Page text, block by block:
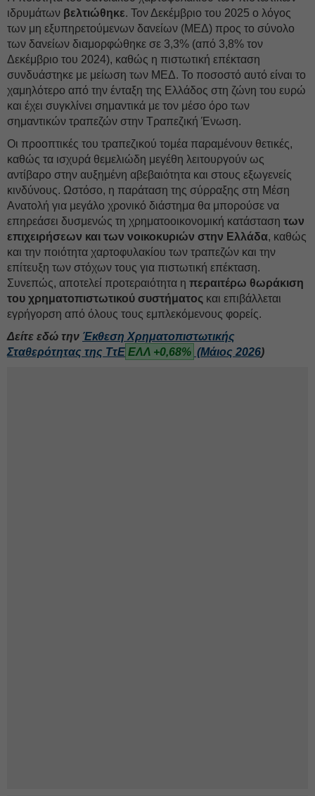
ιδρυμάτων βελτιώθηκε. Τον Δεκέμβριο του 2025 ο λόγος
των μη εξυπηρετούμενων δανείων (ΜΕΔ) προς το σύνολο
των δανείων διαμορφώθηκε σε 3,3% (από 3,8% τον
Δεκέμβριο του 2024), καθώς η πιστωτική επέκταση
συνδυάστηκε με μείωση των ΜΕΔ. Το ποσοστό αυτό είναι το
χαμηλότερο από την ένταξη της Ελλάδος στη ζώνη του ευρώ
και έχει συγκλίνει σημαντικά με τον μέσο όρο των
σημαντικών τραπεζών στην Τραπεζική Ένωση.
Οι προοπτικές του τραπεζικού τομέα παραμένουν θετικές,
καθώς τα ισχυρά θεμελιώδη μεγέθη λειτουργούν ως
αντίβαρο στην αυξημένη αβεβαιότητα και στους εξωγενείς
κινδύνους. Ωστόσο, η παράταση της σύρραξης στη Μέση
Ανατολή για μεγάλο χρονικό διάστημα θα μπορούσε να
επηρεάσει δυσμενώς τη χρηματοοικονομική κατάσταση των
επιχειρήσεων και των νοικοκυριών στην Ελλάδα, καθώς
και την ποιότητα χαρτοφυλακίου των τραπεζών και την
επίτευξη των στόχων τους για πιστωτική επέκταση.
Συνεπώς, αποτελεί προτεραιότητα η περαιτέρω θωράκιση
του χρηματοπιστωτικού συστήματος και επιβάλλεται
εγρήγορση από όλους τους εμπλεκόμενους φορείς.
Δείτε εδώ την Έκθεση Χρηματοπιστωτικής
Σταθερότητας της ΤτΕ ΕΛΛ +0,68% (Μάιος 2026)